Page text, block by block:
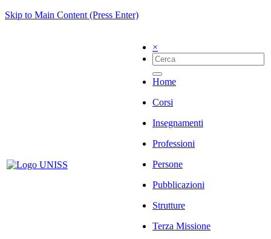
Skip to Main Content (Press Enter)
×
Home
Corsi
Insegnamenti
Professioni
Persone
Pubblicazioni
Strutture
Terza Missione